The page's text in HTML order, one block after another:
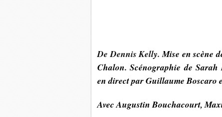
De Dennis Kelly.Mise en scène
Chalon. Scénographie de
en direct par Guillaume Boscaro
Avec Augustin Bouchacourt,